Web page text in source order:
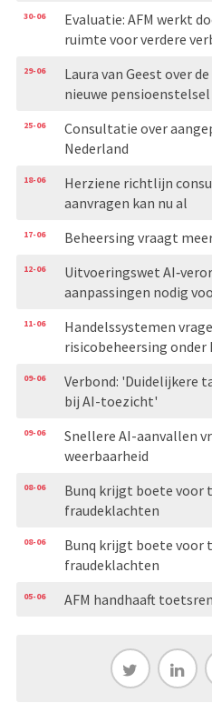
30-06
Evaluatie: AFM werkt
ruimte voor verdere
29-06
Laura van Geest over
nieuwe pensioenstelsel
25-06
Consultatie over
Nederland
18-06
Herziene richtlijn
aanvragen kan nu al
17-06 Beheersing vraagt
12-06
Uitvoeringswet
aanpassingen nodig
11-06
Handelssystemen
risicobeheersing onder
09-06
Verbond: 'Duidelijkere
bij AI-toezicht'
09-06
Snellere AI-aanvallen
weerbaarheid
08-06
Bunq krijgt boete voor
fraudeklachten
08-06
Bunq krijgt boete voor
fraudeklachten
05-06 AFM handhaaft